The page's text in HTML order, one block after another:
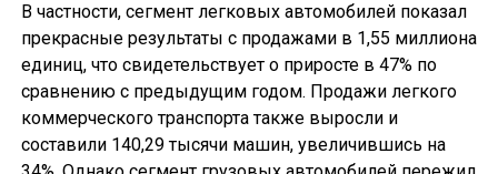
В частности, сегмент легковых автомобилей показал
прекрасные результаты с продажами в 1,55 миллиона
единиц, что свидетельствует о приросте в 47% по
сравнению с предыдущим годом. Продажи легкого
коммерческого транспорта также выросли и
составили 140,29 тысячи машин, увеличившись на